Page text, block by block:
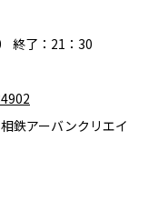
終了：21：30
鉄アーバンクリエイ